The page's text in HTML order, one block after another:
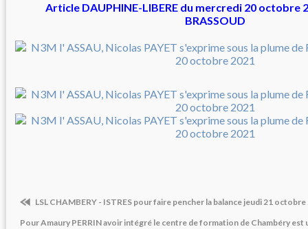
Article DAUPHINE-LIBERE du mercredi 20 octobre
BRASSOUD
LSL CHAMBERY - ISTRES pour faire pencher la balance jeudi 21 octobre
Pour Amaury PERRIN avoir intégré le centre de formation de Chambéry est